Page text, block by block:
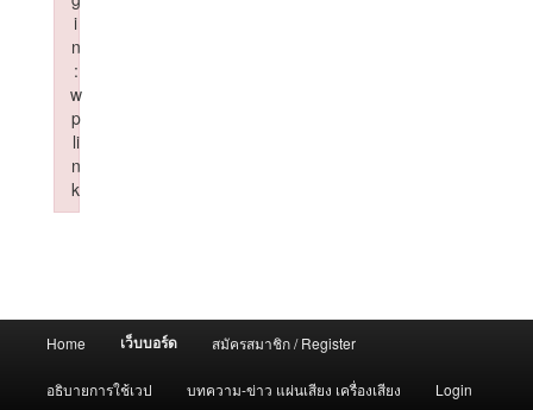
Home เว็บบอร์ด สมัครสมาชิก / Register
อธิบายการใช้เวป บทความ-ข่าว แผ่นเสียง เครื่องเสียง Login
i
n
:
w
p
li
n
k
Failed to initialize plugin: wplink